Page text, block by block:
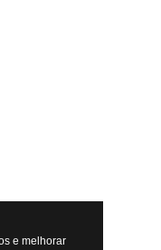
e melhorar